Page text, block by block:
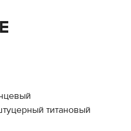
титановый